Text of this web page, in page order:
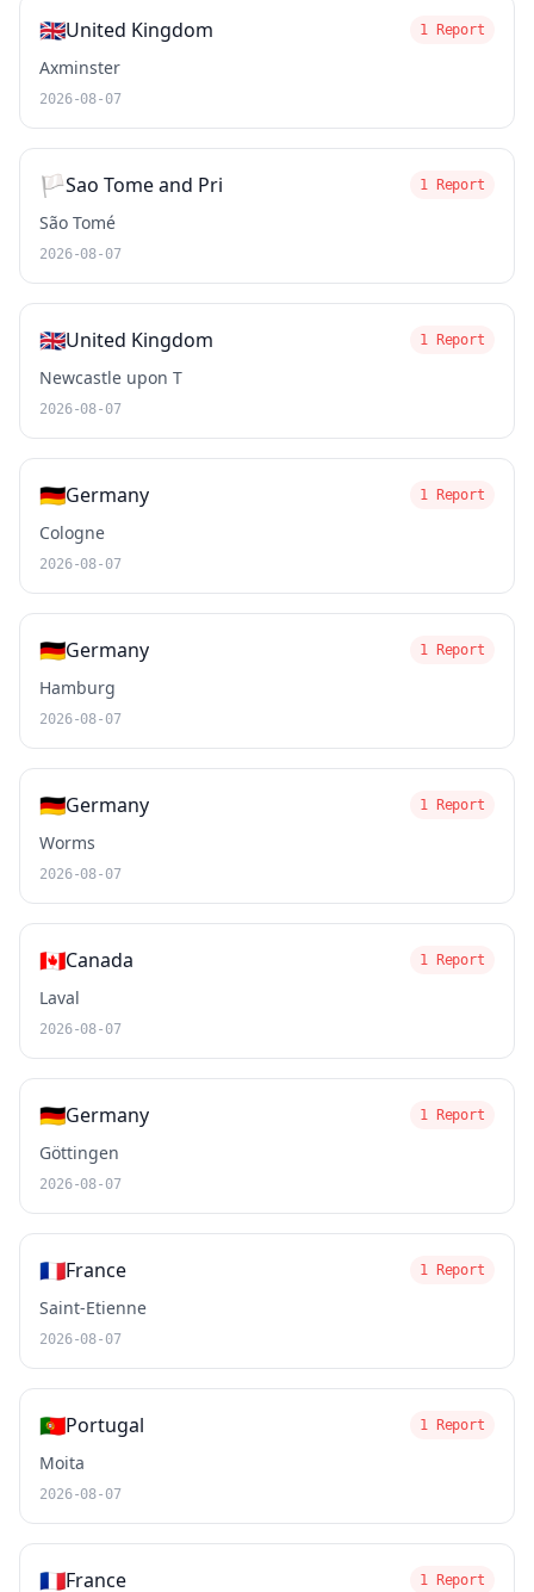
🇬🇧United Kingdom 1 Report
Axminster
2026-08-07
🏳️Sao Tome and Pri 1 Report
São Tomé
2026-08-07
🇬🇧United Kingdom 1 Report
Newcastle upon T
2026-08-07
🇩🇪Germany 1 Report
Cologne
2026-08-07
🇩🇪Germany 1 Report
Hamburg
2026-08-07
🇩🇪Germany 1 Report
Worms
2026-08-07
🇨🇦Canada 1 Report
Laval
2026-08-07
🇩🇪Germany 1 Report
Göttingen
2026-08-07
🇫🇷France 1 Report
Saint-Etienne
2026-08-07
🇵🇹Portugal 1 Report
Moita
2026-08-07
🇫🇷France 1 Report